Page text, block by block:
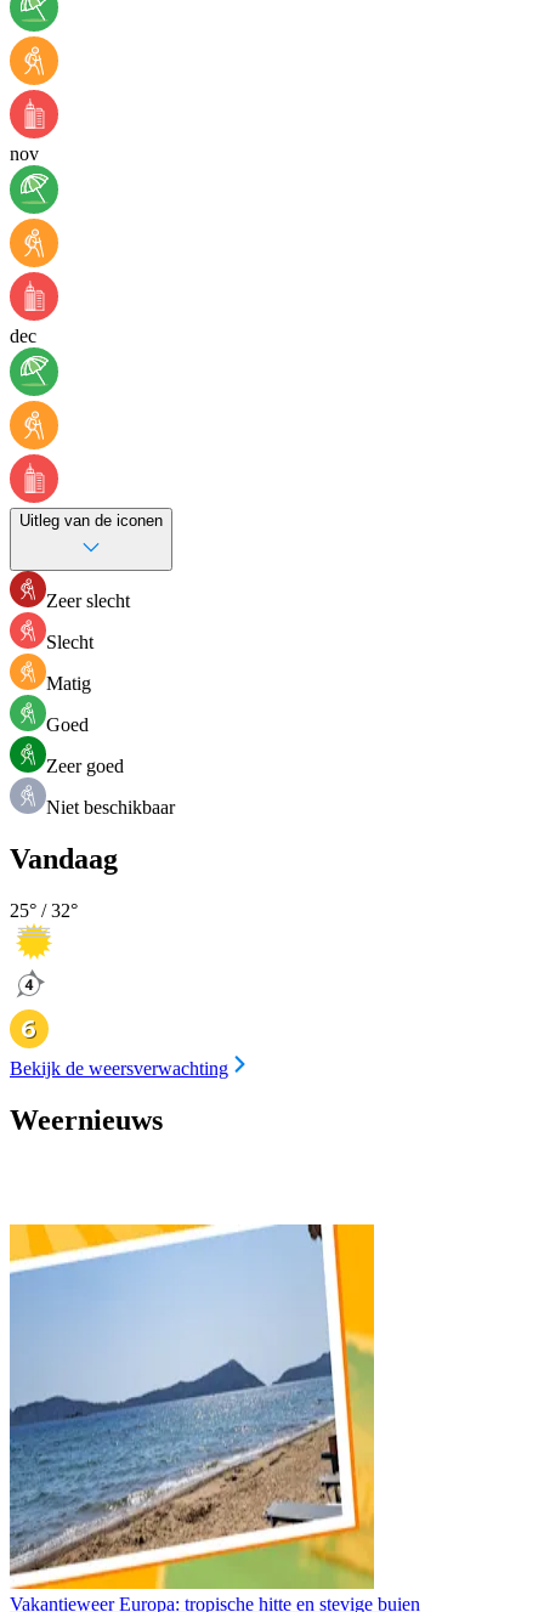
nov
dec
Uitleg van de iconen
Zeer slecht
Slecht
Matig
Goed
Zeer goed
Niet beschikbaar
Vandaag
25° /32°
Bekijk de weersverwachting
Weernieuws
Vakantieweer Europa: tropische hitte en stevige buien